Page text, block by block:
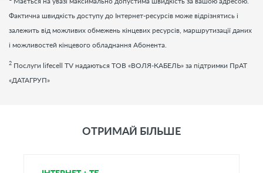
Фактична швидкість доступу до Інтернет-ресурсів може відрізнятись і
залежить від можливих обмежень кінцевих ресурсів, маршрутизації даних
і можливостей кінцевого обладнання Абонента.
2 Послуги lifecell TV надаються ТОВ «ВОЛЯ-КАБЕЛЬ» за підтримки ПрАТ
«ДАТАГРУП»
ОТРИМАЙ БІЛЬШЕ